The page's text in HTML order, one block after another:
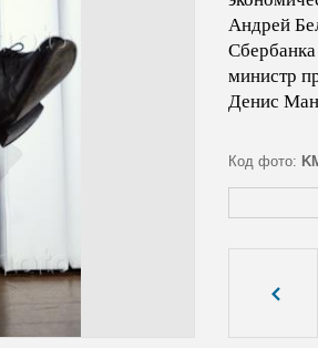
Андрей
министр
Денис
Код фото:
Формат
Размер